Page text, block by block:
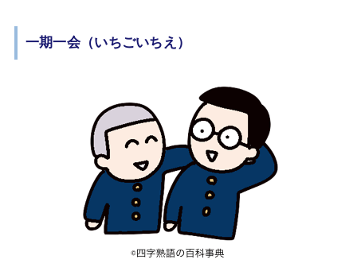
一期一会（いちごいちえ）